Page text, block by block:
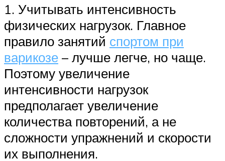
1. Учитывать интенсивность
физических нагрузок. Главное
правило занятий спортом при
варикозе – лучше легче, но чаще.
Поэтому увеличение
интенсивности нагрузок
предполагает увеличение
количества повторений, а не
сложности упражнений и скорости
их выполнения.